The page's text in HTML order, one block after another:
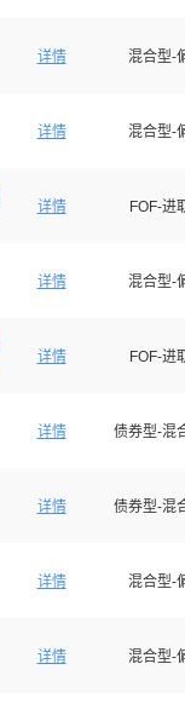
详情 混合型-
详情 混合型-
详情 FOF-进
详情 混合型-
详情 FOF-进
详情 债券型-混
详情 债券型-混
详情 混合型-
详情 混合型-